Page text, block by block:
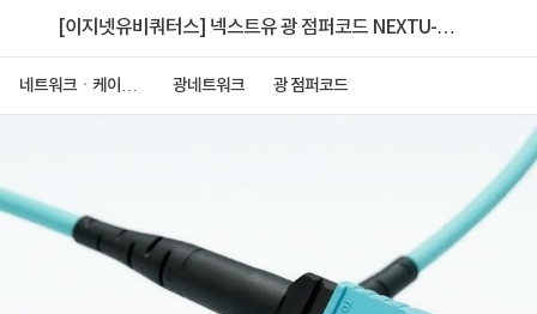
[이지넷유비쿼터스] 넥스트유 광 점퍼코드 NEXTU-올
네트워크ㆍ케이블
광네트워크 광 점퍼코드